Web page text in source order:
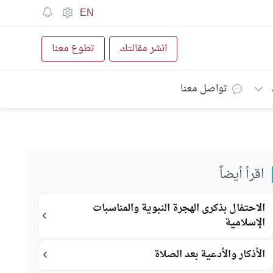
EN
انشر مقالتك تطوع معنا
تواصل معنا
اقرأ أيضاً
الاحتفال بذكرى الهجرة النبوية والمناسبات
الإسلامية
الأذكار والأدعية بعد الصلاة